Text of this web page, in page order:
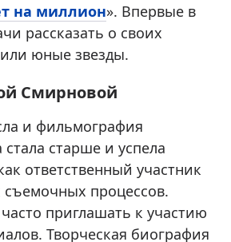
на миллион». Впервые в
рассказать о своих
юные звезды.
Смирновой
и фильмография
старше и успела
ответственный участник
процессов.
приглашать к участию
Творческая биография